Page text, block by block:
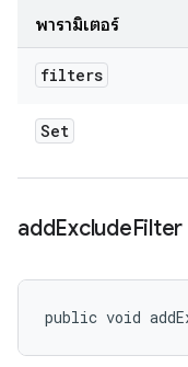
พารามิเตอร์
filters
Set
addExcludeFilter
public void